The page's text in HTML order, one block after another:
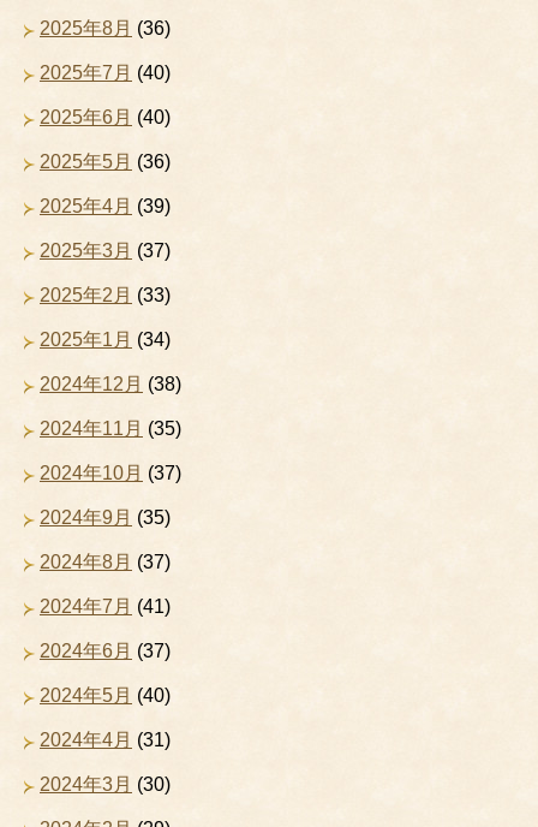
2025年8月 (36)
2025年7月 (40)
2025年6月 (40)
2025年5月 (36)
2025年4月 (39)
2025年3月 (37)
2025年2月 (33)
2025年1月 (34)
2024年12月 (38)
2024年11月 (35)
2024年10月 (37)
2024年9月 (35)
2024年8月 (37)
2024年7月 (41)
2024年6月 (37)
2024年5月 (40)
2024年4月 (31)
2024年3月 (30)